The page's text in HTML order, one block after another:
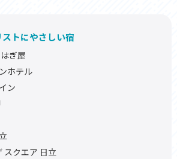
トにやさしい宿
ぎ屋
ホテル
ン
スクエア 日立